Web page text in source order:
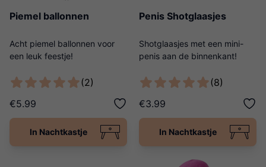
Piemel ballonnen
Acht piemel ballonnen voor
een leuk feestje!
(2)
€5.99
In Nachtkastje
Penis Shotglaasjes
Shotglaasjes met een mini-
penis aan de binnenkant!
(8)
€3.99
In Nachtkastje